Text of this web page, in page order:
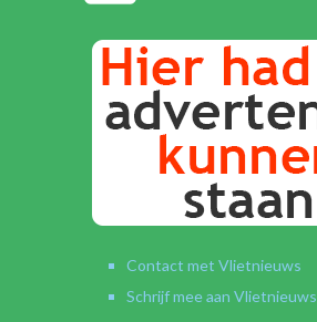
Contact met Vlietnieuws
Schrijf mee aan Vlietnieuws